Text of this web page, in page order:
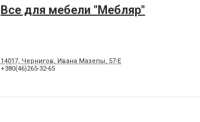
Все для мебели "Мебляр"
14017, Чернигов, Ивана Мазепы, 57-Е
+380(46)265-32-65